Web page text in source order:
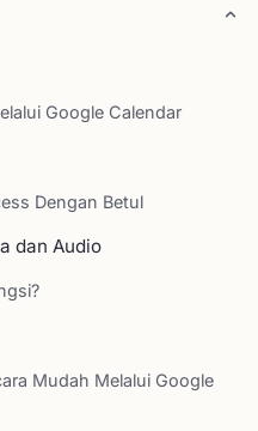
Google Calendar
Dengan Betul
dan Audio
Mudah Melalui Google